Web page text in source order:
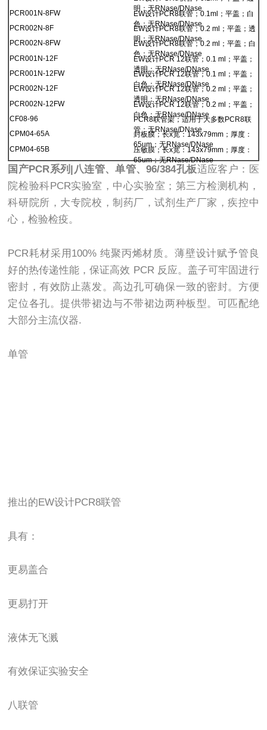
明；无RNase/DNase
PCR001N-8FW
EW设计PCR8联管；0.1ml；平盖；白
色；无RNase/DNase
PCR002N-8F
EW设计PCR8联管；0.2 ml；平盖；透
明；无RNase/DNase
PCR002N-8FW
EW设计PCR8联管；0.2 ml；平盖；白
色；无RNase/DNase
PCR001N-12F
EW设计PCR 12联管；0.1 ml；平盖；
透明；无RNase/DNase
PCR001N-12FW
EW设计PCR 12联管；0.1 ml；平盖；
白色；无RNase/DNase
PCR002N-12F
EW设计PCR 12联管；0.2 ml；平盖；
透明；无RNase/DNase
PCR002N-12FW
EW设计PCR 12联管；0.2 ml；平盖；
白色；无RNase/DNase
CF08-96
PCR8联管架；适用于大多数PCR8联
管；无RNase/DNase
CPM04-65A
封板膜；长x宽：143x79mm；厚度：
65um；无RNase/DNase
CPM04-65B
压敏膜；长x宽：143x79mm；厚度：
65um；无RNase/DNase
国产PCR系列|八连管、单管、96/384孔板适应客户：医
院检验科PCR实验室，中心实验室；第三方检测机构，
科研院所，大专院校，制药厂，试剂生产厂家，疾控中
心，检验检疫。
PCR耗材采用100% 纯聚丙烯材质。薄壁设计赋予管良
好的热传递性能，保证高效 PCR 反应。盖子可牢固进行
密封，有效防止蒸发。高边孔可确保一致的密封。方便
定位各孔。提供带裙边与不带裙边两种板型。可匹配绝
大部分主流仪器.
单管
推出的EW设计PCR8联管
具有：
更易盖合
更易打开
液体无飞溅
有效保证实验安全
八联管